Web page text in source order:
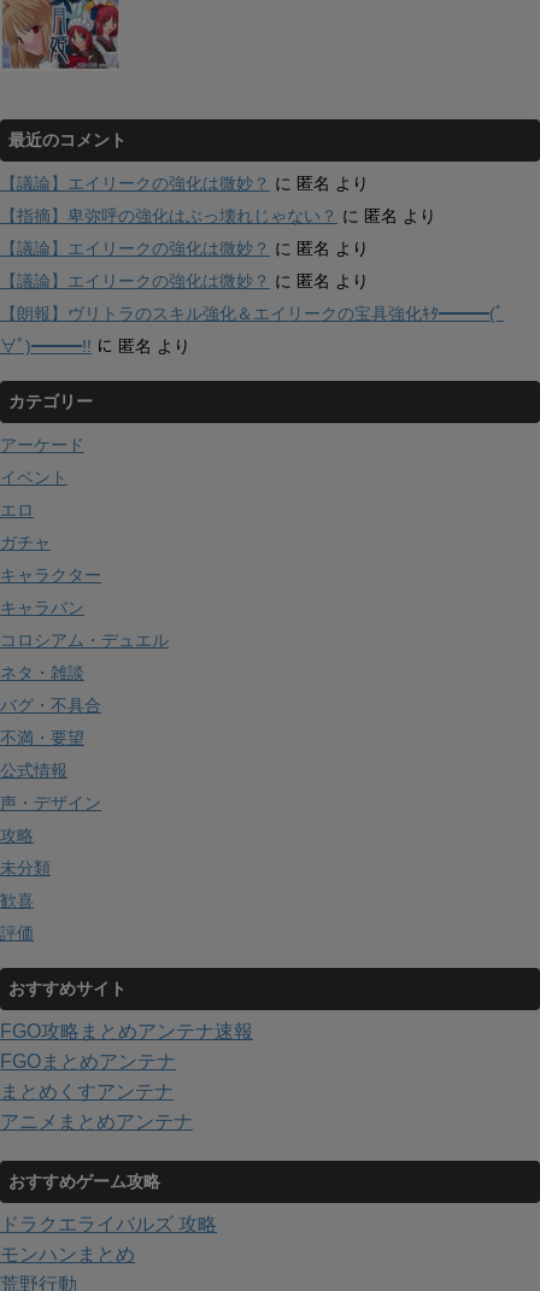
最近のコメント
【議論】エイリークの強化は微妙？ に 匿名 より
【指摘】卑弥呼の強化はぶっ壊れじゃない？ に 匿名 より
【議論】エイリークの強化は微妙？ に 匿名 より
【議論】エイリークの強化は微妙？ に 匿名 より
【朗報】ヴリトラのスキル強化＆エイリークの宝具強化ｷﾀ━━━(ﾟ
∀ﾟ)━━━!! に 匿名 より
カテゴリー
アーケード
イベント
エロ
ガチャ
キャラクター
キャラバン
コロシアム・デュエル
ネタ・雑談
バグ・不具合
不満・要望
公式情報
声・デザイン
攻略
未分類
歓喜
評価
おすすめサイト
FGO攻略まとめアンテナ速報
FGOまとめアンテナ
まとめくすアンテナ
アニメまとめアンテナ
おすすめゲーム攻略
ドラクエライバルズ 攻略
モンハンまとめ
荒野行動